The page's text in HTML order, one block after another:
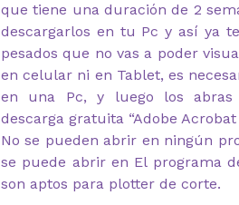
que tiene una duración de 2
descargarlos en tu Pc y así ya
pesados que no vas a poder
en celular ni en Tablet, es
en una Pc, y luego los
descarga gratuita “Adobe Acrobat
No se pueden abrir en ningún
se puede abrir en El programa
son aptos para plotter de corte.